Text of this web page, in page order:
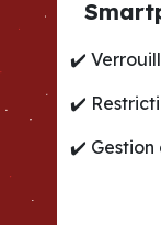
✔️
✔️
✔️